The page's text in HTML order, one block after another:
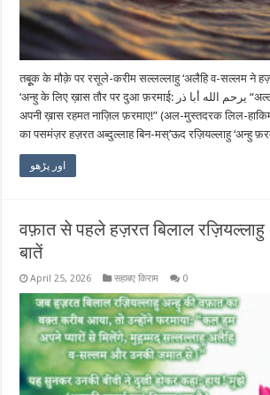
तबूूक के मौक़े पर रसूले-करीम सल्लल्लाहु ‘अलैहि व-सल्लम ने
‘अन्हु के लिए ख़ास तौर पर दुआ फ़रमाई: يرحم الله أبا ذر “अल्लाह त’आला अबू-ज़र पर
अपनी ख़ास रहमत नाज़िल फ़रमाए!” (अल-मुस्तदरक लिल-
का पसमंज़र हज़रत अब्दुल्लाह बिन-मस्’ऊद रज़ियल्लाहु ‘अन्हु
اور پڑھو
वफ़ात से पहले हज़रत बिलाल
बातें
April 25, 2026 सहाबए किराम 0